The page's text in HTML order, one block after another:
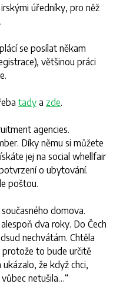
úředníky, pro něž
se posílat někam
většinou práci
tady a zde
agencies.
Díky němu si můžete
jej na social whellfair
o ubytování.
poštou.
domova.
dva roky. Do Čech
nechvátám. Chtěla
protože to bude určitě
že když chci,
netušila… “